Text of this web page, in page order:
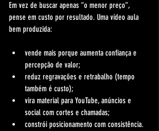
Em vez de buscar apenas “o menor preço”,
pense em custo por resultado. Uma vídeo aula
bem produzida:
vende mais porque aumenta confiança e
percepção de valor;
reduz regravações e retrabalho (tempo
também é custo);
vira material para YouTube, anúncios e
social com cortes e chamadas;
constrói posicionamento com consistência.